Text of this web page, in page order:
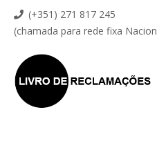
(+351) 271 817 245
(chamada para rede fixa